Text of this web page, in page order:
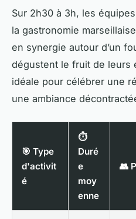
Sur 2h30 à 3h, les
la gastronomie
en synergie autour d’un
dégustent le fruit de leurs
idéale pour célébrer une
une ambiance
🎯 Type
d'activit
é
⏱
Duré
e
moy
enne
👥